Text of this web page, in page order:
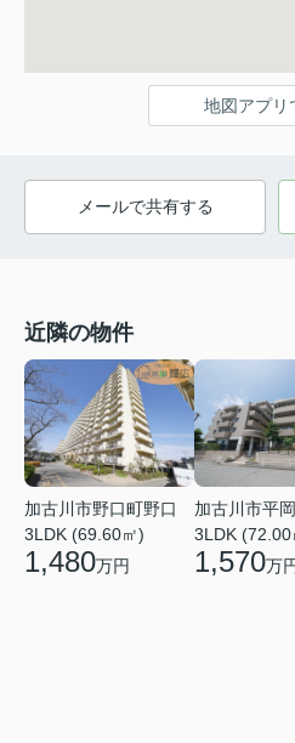
地図アプリ
メールで共有する
近隣の物件
加古川市野口町野口
3LDK (69.60㎡)
1,480万円
加古川市平
3LDK (72.00
1,570万